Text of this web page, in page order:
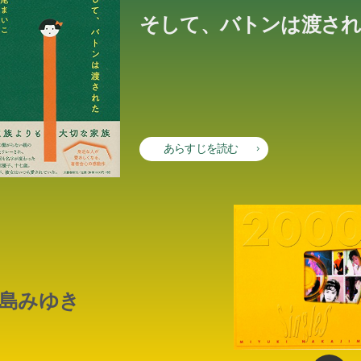
そして、バトンは渡さ
あらすじを読む
みゆき